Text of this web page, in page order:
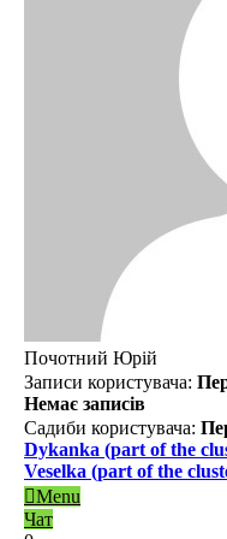
Почотний Юрій
Записи користувача:
Немає записів
Садиби користувача:
Dykanka (part of the
Veselka (part of the
Menu
Чат